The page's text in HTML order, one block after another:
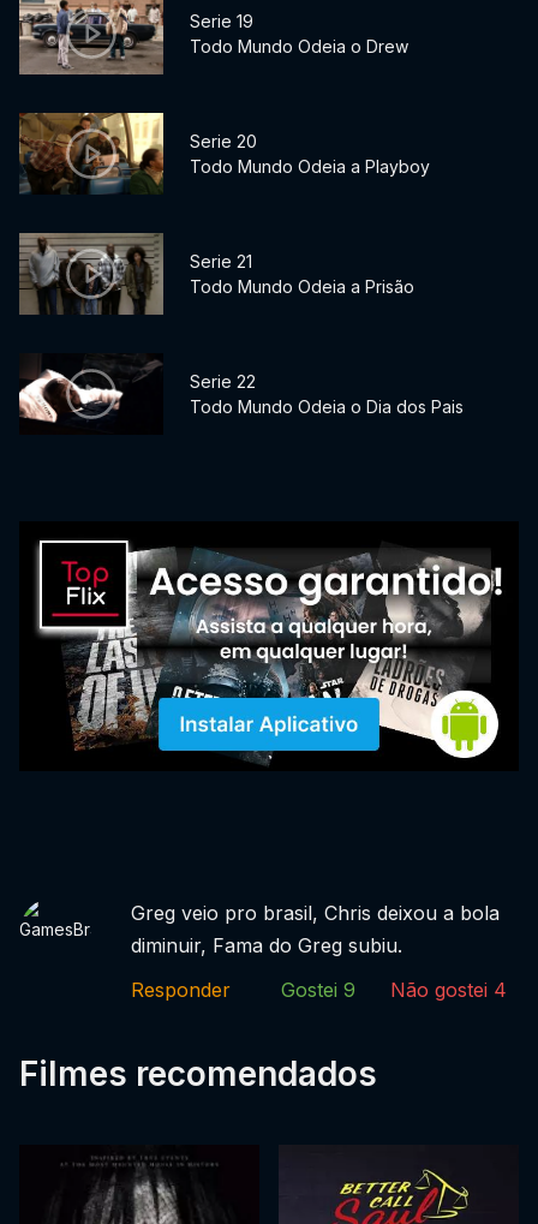
Serie 19
Todo Mundo Odeia o Drew
Serie 20
Todo Mundo Odeia a Playboy
Serie 21
Todo Mundo Odeia a Prisão
Serie 22
Todo Mundo Odeia o Dia dos Pais
diminuir, Fama do Greg subiu.
Responder
Gostei 9 Não gostei
A Maldição da Casa
Better Call Saul